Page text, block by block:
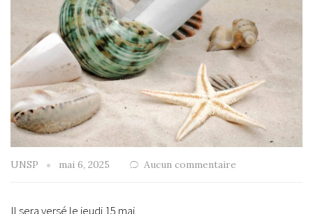
UNSP mai 6, 2025 Aucun commentaire
Il sera versé le jeudi 15 mai.